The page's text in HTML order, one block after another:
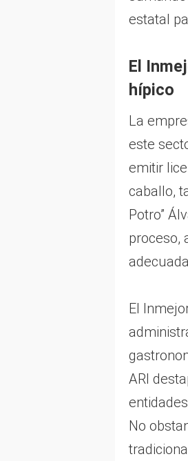
estatal
El
hípico
La
este
emitir
caballo,
Potro”
proceso,
El
ARI
No